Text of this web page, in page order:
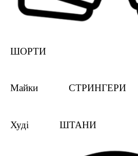
ШОРТИ
Майки СТРИНГЕРИ
Худі ШТАНИ